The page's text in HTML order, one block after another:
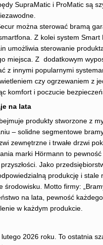
SupraMatic i ProMatic są
można sterować bramą
Z kolei system Smart
umożliwia sterowanie
miejsca. Z dodatkowym
z innymi popularnymi
czy ogrzewaniem z
komfort i poczucie
na lata
produkty stworzone z
– solidne segmentowe
zewnętrzne i trwałe drzwi
marki Hörmann to pewność
Jako
produkcję i stale
środowisku. Motto firmy:
na lata, pewność
w każdym produkcie.
2026 roku. To ostatnia